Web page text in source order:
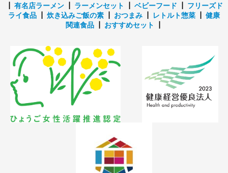
有名店ラーメン┃ ラーメンセット ベビーフード
フリーズド
ライ食品
炊き込みご飯の素 おつまみ レトルト惣菜
健康
関連食品┃ おすすめセット